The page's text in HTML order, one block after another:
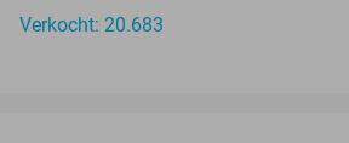
Verkocht: 20.683